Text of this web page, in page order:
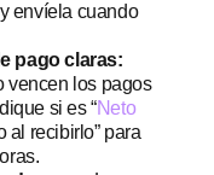
envíela cuando
pago claras:
vencen los pagos
si es “Neto
al recibirlo” para